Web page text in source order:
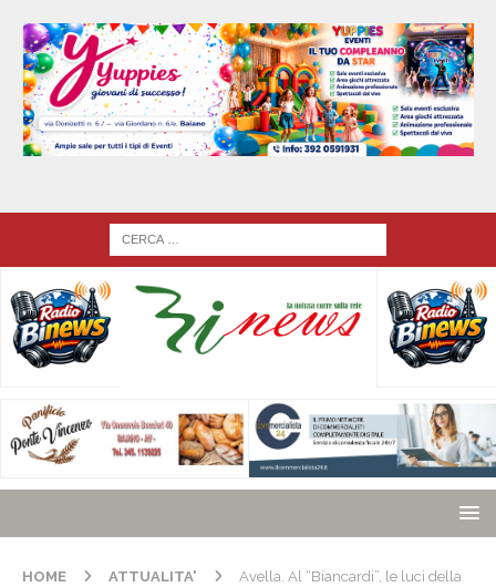
HOME ATTUALITA'
Avella. Al “Biancardi”, le luci della